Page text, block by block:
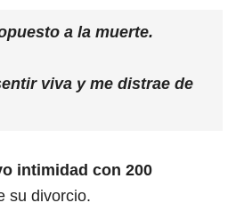
a la muerte.
viva y me distrae de
intimidad con 200
su divorcio.